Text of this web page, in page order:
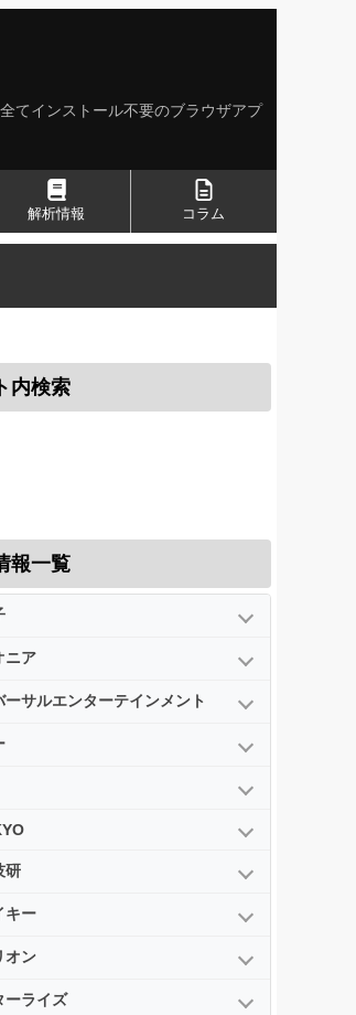
てインストール不要のブラウザアプ
解析情報 コラム
内検索
報一覧
ニア
ーサルエンターテインメント
研
キー
オン
ーライズ